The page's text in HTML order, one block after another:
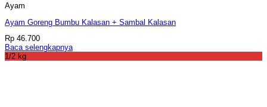
Ayam
Ayam Goreng Bumbu Kalasan + Sambal Kalasan
Rp 46.700
Baca selengkapnya
1/2 kg